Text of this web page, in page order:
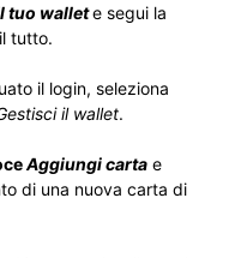
tuo wallete segui la
tutto.
il login, seleziona
il wallet.
Aggiungi carta e
di una nuova carta di